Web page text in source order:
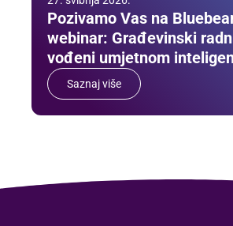
Pozivamo Vas na
webinar: Građevinski
vođeni umjetnom
Saznaj više